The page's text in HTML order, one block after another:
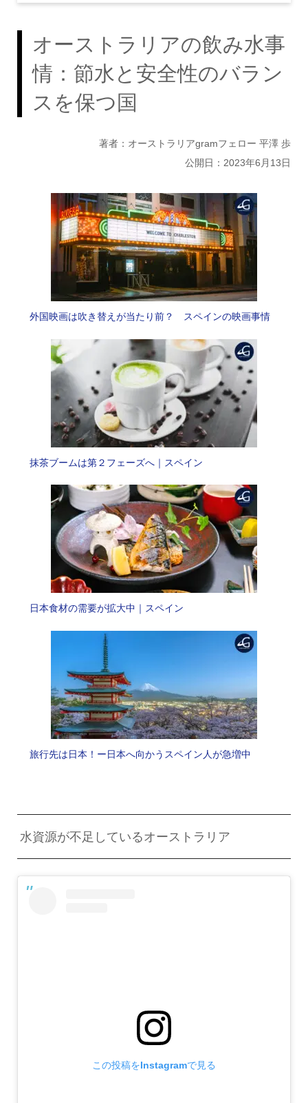
オーストラリアの飲み水事
情：節水と安全性のバラン
スを保つ国
著者：オーストラリアgramフェロー 平澤 歩
公開日：2023年6月13日
外国映画は吹き替えが当たり前？ スペインの映画事情
抹茶ブームは第２フェーズへ｜スペイン
日本食材の需要が拡大中｜スペイン
旅行先は日本！ー日本へ向かうスペイン人が急増中
水資源が不足しているオーストラリア
この投稿をInstagramで見る